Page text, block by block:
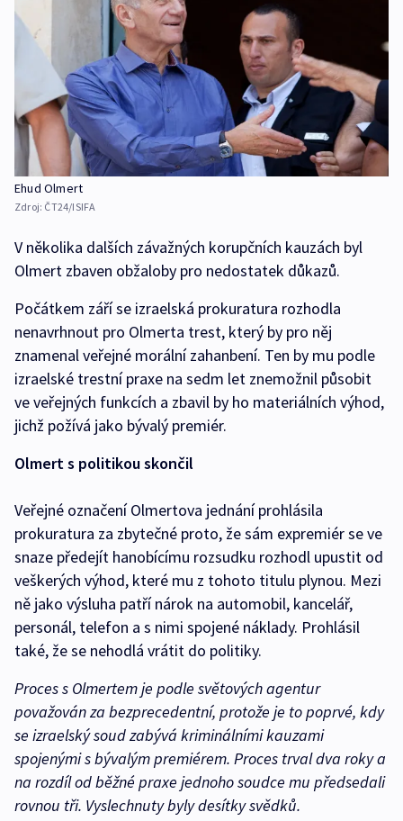
Ehud Olmert
Zdroj: ČT24/ISIFA
V několika dalších závažných korupčních kauzách byl
Olmert zbaven obžaloby pro nedostatek důkazů.
Počátkem září se izraelská prokuratura rozhodla
nenavrhnout pro Olmerta trest, který by pro něj
znamenal veřejné morální zahanbení. Ten by mu podle
izraelské trestní praxe na sedm let znemožnil působit
ve veřejných funkcích a zbavil by ho materiálních výhod,
jichž požívá jako bývalý premiér.
Olmert s politikou skončil
Veřejné označení Olmertova jednání prohlásila
prokuratura za zbytečné proto, že sám expremiér se ve
snaze předejít hanobícímu rozsudku rozhodl upustit od
veškerých výhod, které mu z tohoto titulu plynou. Mezi
ně jako výsluha patří nárok na automobil, kancelář,
personál, telefon a s nimi spojené náklady. Prohlásil
také, že se nehodlá vrátit do politiky.
Proces s Olmertem je podle světových agentur
považován za bezprecedentní, protože je to poprvé, kdy
se izraelský soud zabývá kriminálními kauzami
spojenými s bývalým premiérem. Proces trval dva roky a
na rozdíl od běžné praxe jednoho soudce mu předsedali
rovnou tři. Vyslechnuty byly desítky svědků.